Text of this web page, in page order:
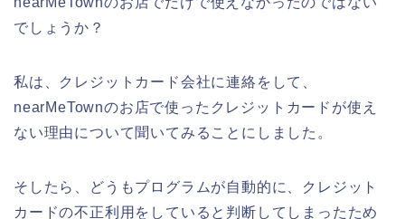
でしょうか？
私は、クレジットカード会社に連絡をして、
nearMeTownのお店で使ったクレジットカードが使え
ない理由について聞いてみることにしました。
そしたら、どうもプログラムが自動的に、クレジット
カードの不正利用をしていると判断してしまったため